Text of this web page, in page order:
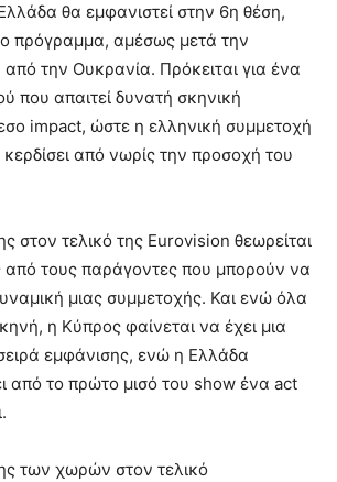
θα εμφανιστεί στην 6η θέση,
πρόγραμμα, αμέσως μετά την
από την Ουκρανία. Πρόκειται για ένα
που απαιτεί δυνατή σκηνική
impact, ώστε η ελληνική συμμετοχή
από νωρίς την προσοχή του
στον τελικό της Eurovision θεωρείται
τους παράγοντες που μπορούν να
μιας συμμετοχής. Και ενώ όλα
η Κύπρος φαίνεται να έχει μια
εμφάνισης, ενώ η Ελλάδα
από το πρώτο μισό του show ένα act
των χωρών στον τελικό